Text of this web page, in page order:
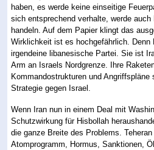
haben, es werde keine einseitige
sich entsprechend verhalte, werde auch
handeln. Auf dem Papier klingt das
Wirklichkeit ist es hochgefährlich. Denn
irgendeine libanesische Partei. Sie ist
Arm an Israels Nordgrenze. Ihre
Kommandostrukturen und Angriffspläne
Strategie gegen Israel.
Wenn Iran nun in einem Deal mit
Schutzwirkung für Hisbollah
die ganze Breite des Problems.
Atomprogramm, Hormus, Sanktionen,